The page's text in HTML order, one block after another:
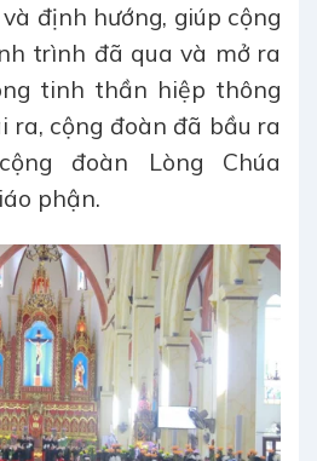
định hướng, giúp cộng
trình đã qua và mở ra
tinh thần hiệp thông
ra, cộng đoàn đã bầu ra
đoàn Lòng Chúa
phận.